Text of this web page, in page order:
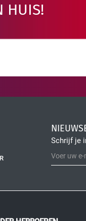
HUIS!
Schrijf je